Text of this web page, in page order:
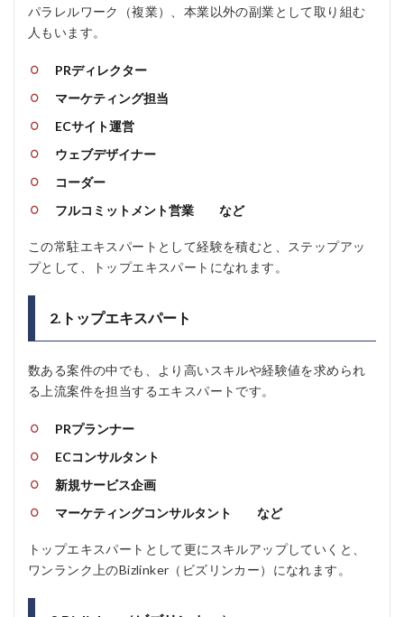
パラレルワーク（複業）、本業以外の副業として取り組む
人もいます。
PRディレクター
マーケティング担当
ECサイト運営
ウェブデザイナー
コーダー
フルコミットメント営業 など
この常駐エキスパートとして経験を積むと、ステップアッ
プとして、トップエキスパートになれます。
2.トップエキスパート
数ある案件の中でも、より高いスキルや経験値を求められ
る上流案件を担当するエキスパートです。
PRプランナー
ECコンサルタント
新規サービス企画
マーケティングコンサルタント など
トップエキスパートとして更にスキルアップしていくと、
ワンランク上のBizlinker（ビズリンカー）になれます。